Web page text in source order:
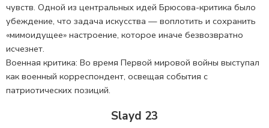
чувств. Одной из центральных идей Брюсова-критика было
убеждение, что задача искусства — воплотить и сохранить
«мимоидущее» настроение, которое иначе безвозвратно
исчезнет.
Военная критика: Во время Первой мировой войны выступал
как военный корреспондент, освещая события с
патриотических позиций.
Slayd 23